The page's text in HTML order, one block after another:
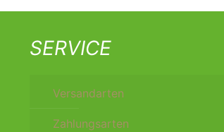
SERVICE
Versandarten
Zahlungsarten